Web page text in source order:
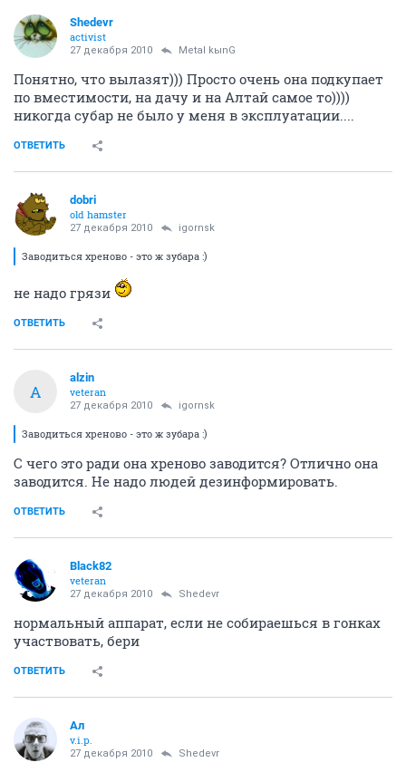
Shedevr
activist
27 декабря 2010 Metal kыnG
Понятно, что вылазят))) Просто очень она подкупает
по вместимости, на дачу и на Алтай самое то))))
никогда субар не было у меня в эксплуатации....
ОТВЕТИТЬ
dobri
old hamster
27 декабря 2010 igornsk
Заводиться хреново - это ж зубара :)
не надо грязи
ОТВЕТИТЬ
A
alzin
veteran
27 декабря 2010 igornsk
Заводиться хреново - это ж зубара :)
С чего это ради она хреново заводится? Отлично она
заводится. Не надо людей дезинформировать.
ОТВЕТИТЬ
Black82
veteran
27 декабря 2010 Shedevr
нормальный аппарат, если не собираешься в гонках
участвовать, бери
ОТВЕТИТЬ
Ал
v.i.p.
27 декабря 2010 Shedevr